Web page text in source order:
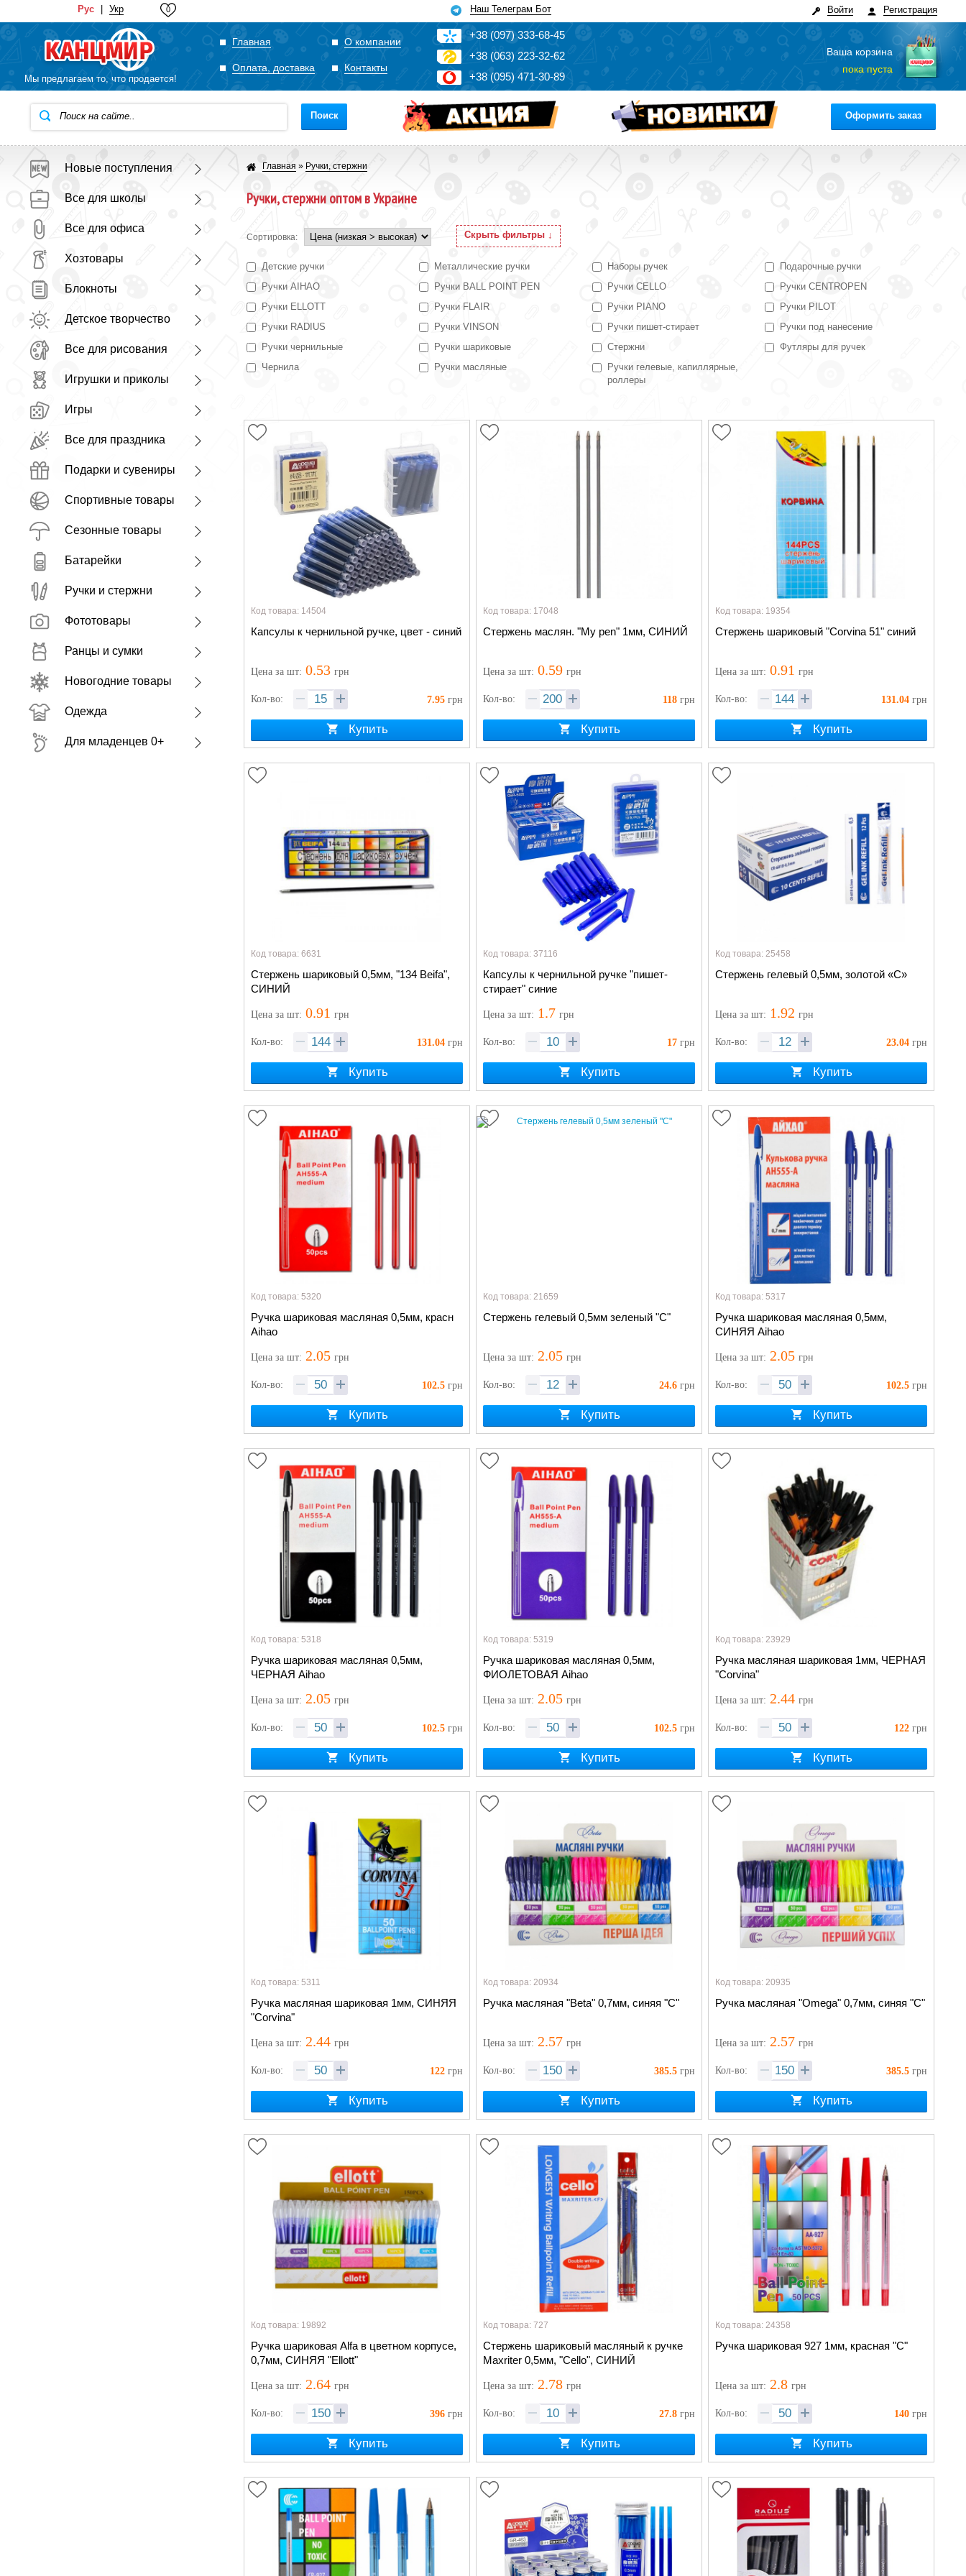
Рус Укр 0 Наш Телеграм Бот Регистрация
Войти
Мы предлагаем то, что продается!
Главная О компании
Оплата, доставка Контакты
+38 (097)333-68-45
+38 (063) 223-32-62
+38 (095) 471-30-89
Ваша корзина
пока пуста
Поиск Оформить заказ
Новые поступления
Все для школы
Все для офиса
Хозтовары
Блокноты
Детское творчество
Все для рисования
Игрушки и приколы
Игры
Все для праздника
Подарки и сувениры
Спортивные товары
Сезонные товары
Батарейки
Ручки и стержни
Фототовары
Ранцы и сумки
Новогодние товары
Одежда
Для младенцев 0+
Главная » Ручки, стержни
Ручки, стержни оптом в Украине
Сортировка: Скрыть фильтры ↓
Детские ручки Металлические ручки Наборы ручек
Подарочные ручки
Ручки AIHAO
Ручки BALL POINT PEN Ручки CELLO
Ручки CENTROPEN
Ручки ELLOTT
Ручки FLAIR Ручки PIANO
Ручки PILOT
Ручки RADIUS
Ручки VINSON Ручки пишет-стирает
Ручки под нанесение
Ручки чернильные
Ручки шариковые Стержни
Футляры для ручек
Чернила
Ручки масляные
Ручки гелевые, капиллярные,
роллеры
Код товара: 14504
Капсулы к чернильной ручке, цвет - синий
Цена за шт: 0.53 грн
Кол-во: 7.95 грн
Купить
Код товара: 17048
Стержень маслян. "My pen" 1мм, СИНИЙ
Ценаза шт: 0.59 грн
Кол-во: 118 грн
Купить
Код товара: 19354
Стержень шариковый "Corvina 51" синий
Ценаза шт: 0.91 грн
Кол-во: 131.04 грн
Купить
Код товара: 6631
Стержень шариковый 0,5мм, "134 Beifa",
СИНИЙ
Цена за шт: 0.91 грн
Кол-во: 131.04 грн
Купить
Код товара: 37116
Капсулы к чернильной ручке "пишет-
стирает" синие
Ценаза шт: 1.7 грн
Кол-во: 17 грн
Купить
Код товара: 25458
Стержень гелевый 0,5мм, золотой «С»
Ценаза шт: 1.92 грн
Кол-во: 23.04 грн
Купить
Код товара: 5320
Ручка шариковая масляная 0,5мм, красн
Aihao
Цена за шт: 2.05 грн
Кол-во: 102.5 грн
Купить
Код товара: 21659
Стержень гелевый 0,5мм зеленый "С"
Ценаза шт: 2.05 грн
Кол-во: 24.6 грн
Купить
Код товара: 5317
Ручка шариковая масляная 0,5мм,
СИНЯЯ Aihao
Ценаза шт: 2.05 грн
Кол-во: 102.5 грн
Купить
Код товара: 5318
Ручка шариковая масляная 0,5мм,
ЧЕРНАЯ Aihao
Цена за шт: 2.05 грн
Кол-во: 102.5 грн
Купить
Код товара: 5319
Ручка шариковая масляная 0,5мм,
ФИОЛЕТОВАЯ Aihao
Ценаза шт: 2.05 грн
Кол-во: 102.5 грн
Купить
Код товара: 23929
Ручка масляная шариковая 1мм, ЧЕРНАЯ
"Corvina"
Ценаза шт: 2.44 грн
Кол-во: 122 грн
Купить
Код товара: 5311
Ручка масляная шариковая 1мм, СИНЯЯ
"Corvina"
Цена за шт: 2.44 грн
Кол-во: 122 грн
Купить
Код товара: 20934
Ручка масляная "Beta" 0,7мм, синяя "С"
Ценаза шт: 2.57 грн
Кол-во: 385.5 грн
Купить
Код товара: 20935
Ручка масляная "Omega" 0,7мм, синяя "С"
Ценаза шт: 2.57 грн
Кол-во: 385.5 грн
Купить
Код товара: 19892
Ручка шариковая Alfa в цветном корпусе,
0,7мм, СИНЯЯ "Ellott"
Цена за шт: 2.64 грн
Кол-во: 396 грн
Купить
Код товара: 727
Стержень шариковый масляный к ручке
Maxriter 0,5мм, "Cello", СИНИЙ
Ценаза шт: 2.78 грн
Кол-во: 27.8 грн
Купить
Код товара: 24358
Ручка шариковая 927 1мм, красная "С"
Ценаза шт: 2.8 грн
Кол-во: 140 грн
Купить